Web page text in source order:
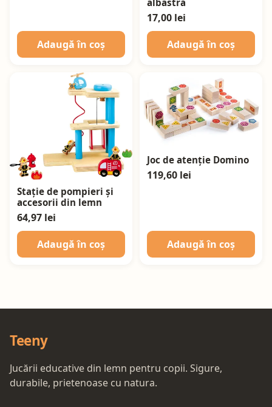
Adaugă în coș
albastră
17,00 lei
Adaugă în coș
Stație de pompieri și
accesorii din lemn
64,97 lei
Adaugă în coș
Joc de atenție Domino
119,60 lei
Adaugă în coș
Teeny
Jucării educative din lemn pentru copii. Sigure,
durabile, prietenoase cu natura.